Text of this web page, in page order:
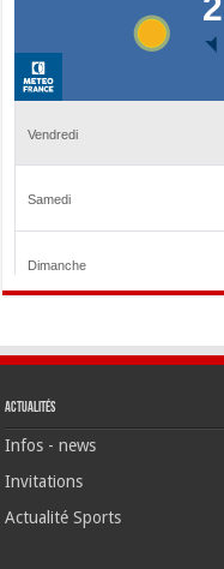
Actualités
Infos - news
Invitations
Actualité Sports